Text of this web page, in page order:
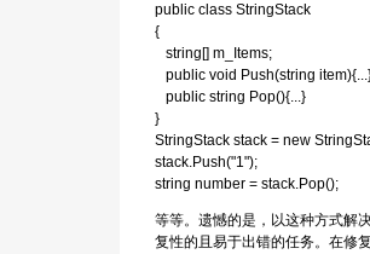
public class StringStack
{
string[] m_Items;
public void Push(string
public string Pop(){...}
}
StringStack stack = new
stack.Push("1");
string number = stack.Pop();
等等。遗憾的是，以这种方式解
复性的且易于出错的任务。在修